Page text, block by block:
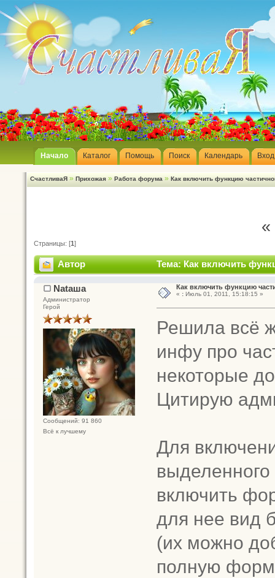
Начало Каталог Помощь Поиск Календарь Вход
СчастливаЯ » Прихожая » Работа форума » Как включить функцию
Страницы: [1]
Автор Тема: Как включить
Nataшa
Администратор
Герой
Сообщений: 91 860
Всё к лучшему
Как включить функцию
« :Июль 01, 2011, 15:18:15 »
Решила всё
инфу про
некоторые
Цитирую
Для
включить
для нее вид
(их можно
полную